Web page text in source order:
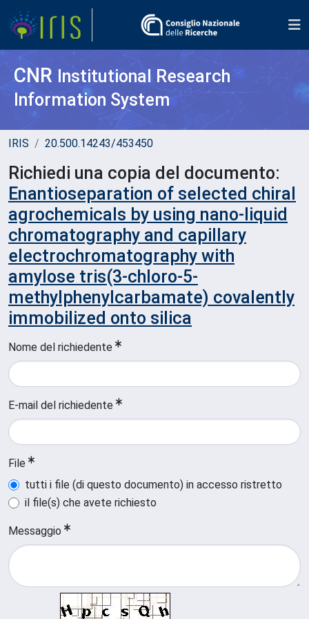
CNR Institutional Research
Information System
IRIS 20.500.14243/453450
Richiedi una copia del documento:
Enantioseparation of selected chiral
agrochemicals by using nano-liquid
chromatography and capillary
electrochromatography with
amylose tris(3-chloro-5-
methylphenylcarbamate) covalently
immobilized onto silica
Nome del richiedente
E-mail del richiedente
File
tutti i file (di questo documento) in accesso ristretto
il file(s) che avete richiesto
Messaggio